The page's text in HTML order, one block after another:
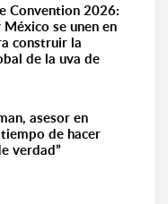
Convention 2026:
se unen en
construir la
de la uva de
asesor en
tiempo de hacer
verdad”